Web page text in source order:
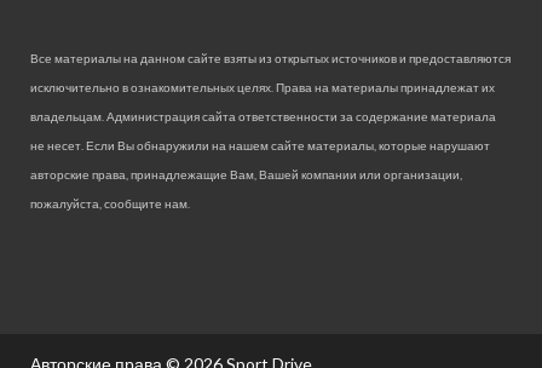
Все материалы на данном сайте взяты из открытых источников и предоставляются
исключительно в ознакомительных целях. Права на материалы принадлежат их
владельцам. Администрация сайта ответственности за содержание материала
не несет. Если Вы обнаружили на нашем сайте материалы, которые нарушают
авторские права, принадлежащие Вам, Вашей компании или организации,
пожалуйста, сообщите нам.
Авторские права © 2026Sport Drive.